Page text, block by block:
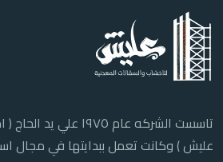
تاسست الشركه عام ١٩٧٥
عليش ) وكانت تعمل ببدايتها في مجال